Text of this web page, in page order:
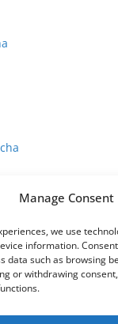
Manage Consent
we use
information.
data such as browsing
or withdrawing